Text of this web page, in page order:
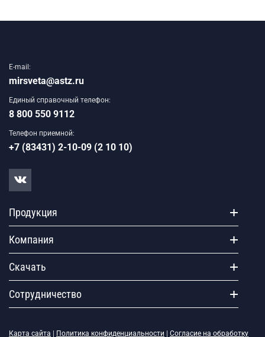
E-mail:
mirsveta@astz.ru
Единый справочный телефон:
8 800 550 9112
Телефон приемной:
+7 (83431) 2-10-09 (2 10 10)
Продукция
Компания
Скачать
Сотрудничество
Карта сайта Политика конфиденциальности Согласие на обработку